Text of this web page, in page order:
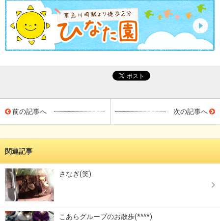
前の記事へ 次の記事へ
関連記事
さなぎ(笑)
こあらグループのお散歩(*^^*)